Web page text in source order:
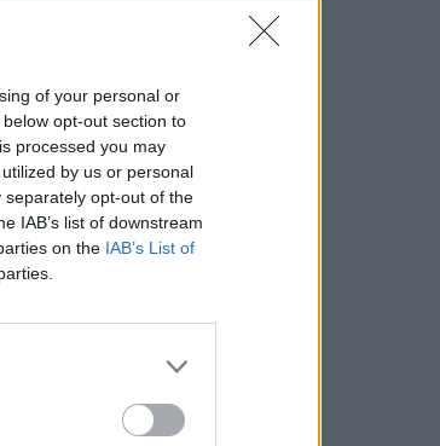
of your personal or
opt-out section to
processed you may
by us or personal
opt-out of the
IAB’s list of downstream
on the IAB’s List of